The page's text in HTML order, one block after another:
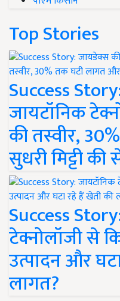
Top Stories
Success
जायटॉनिक
की तस्वीर,
सुधरी मिट्टी
Success
टेक्नोलॉजी से
उत्पादन और
लागत?